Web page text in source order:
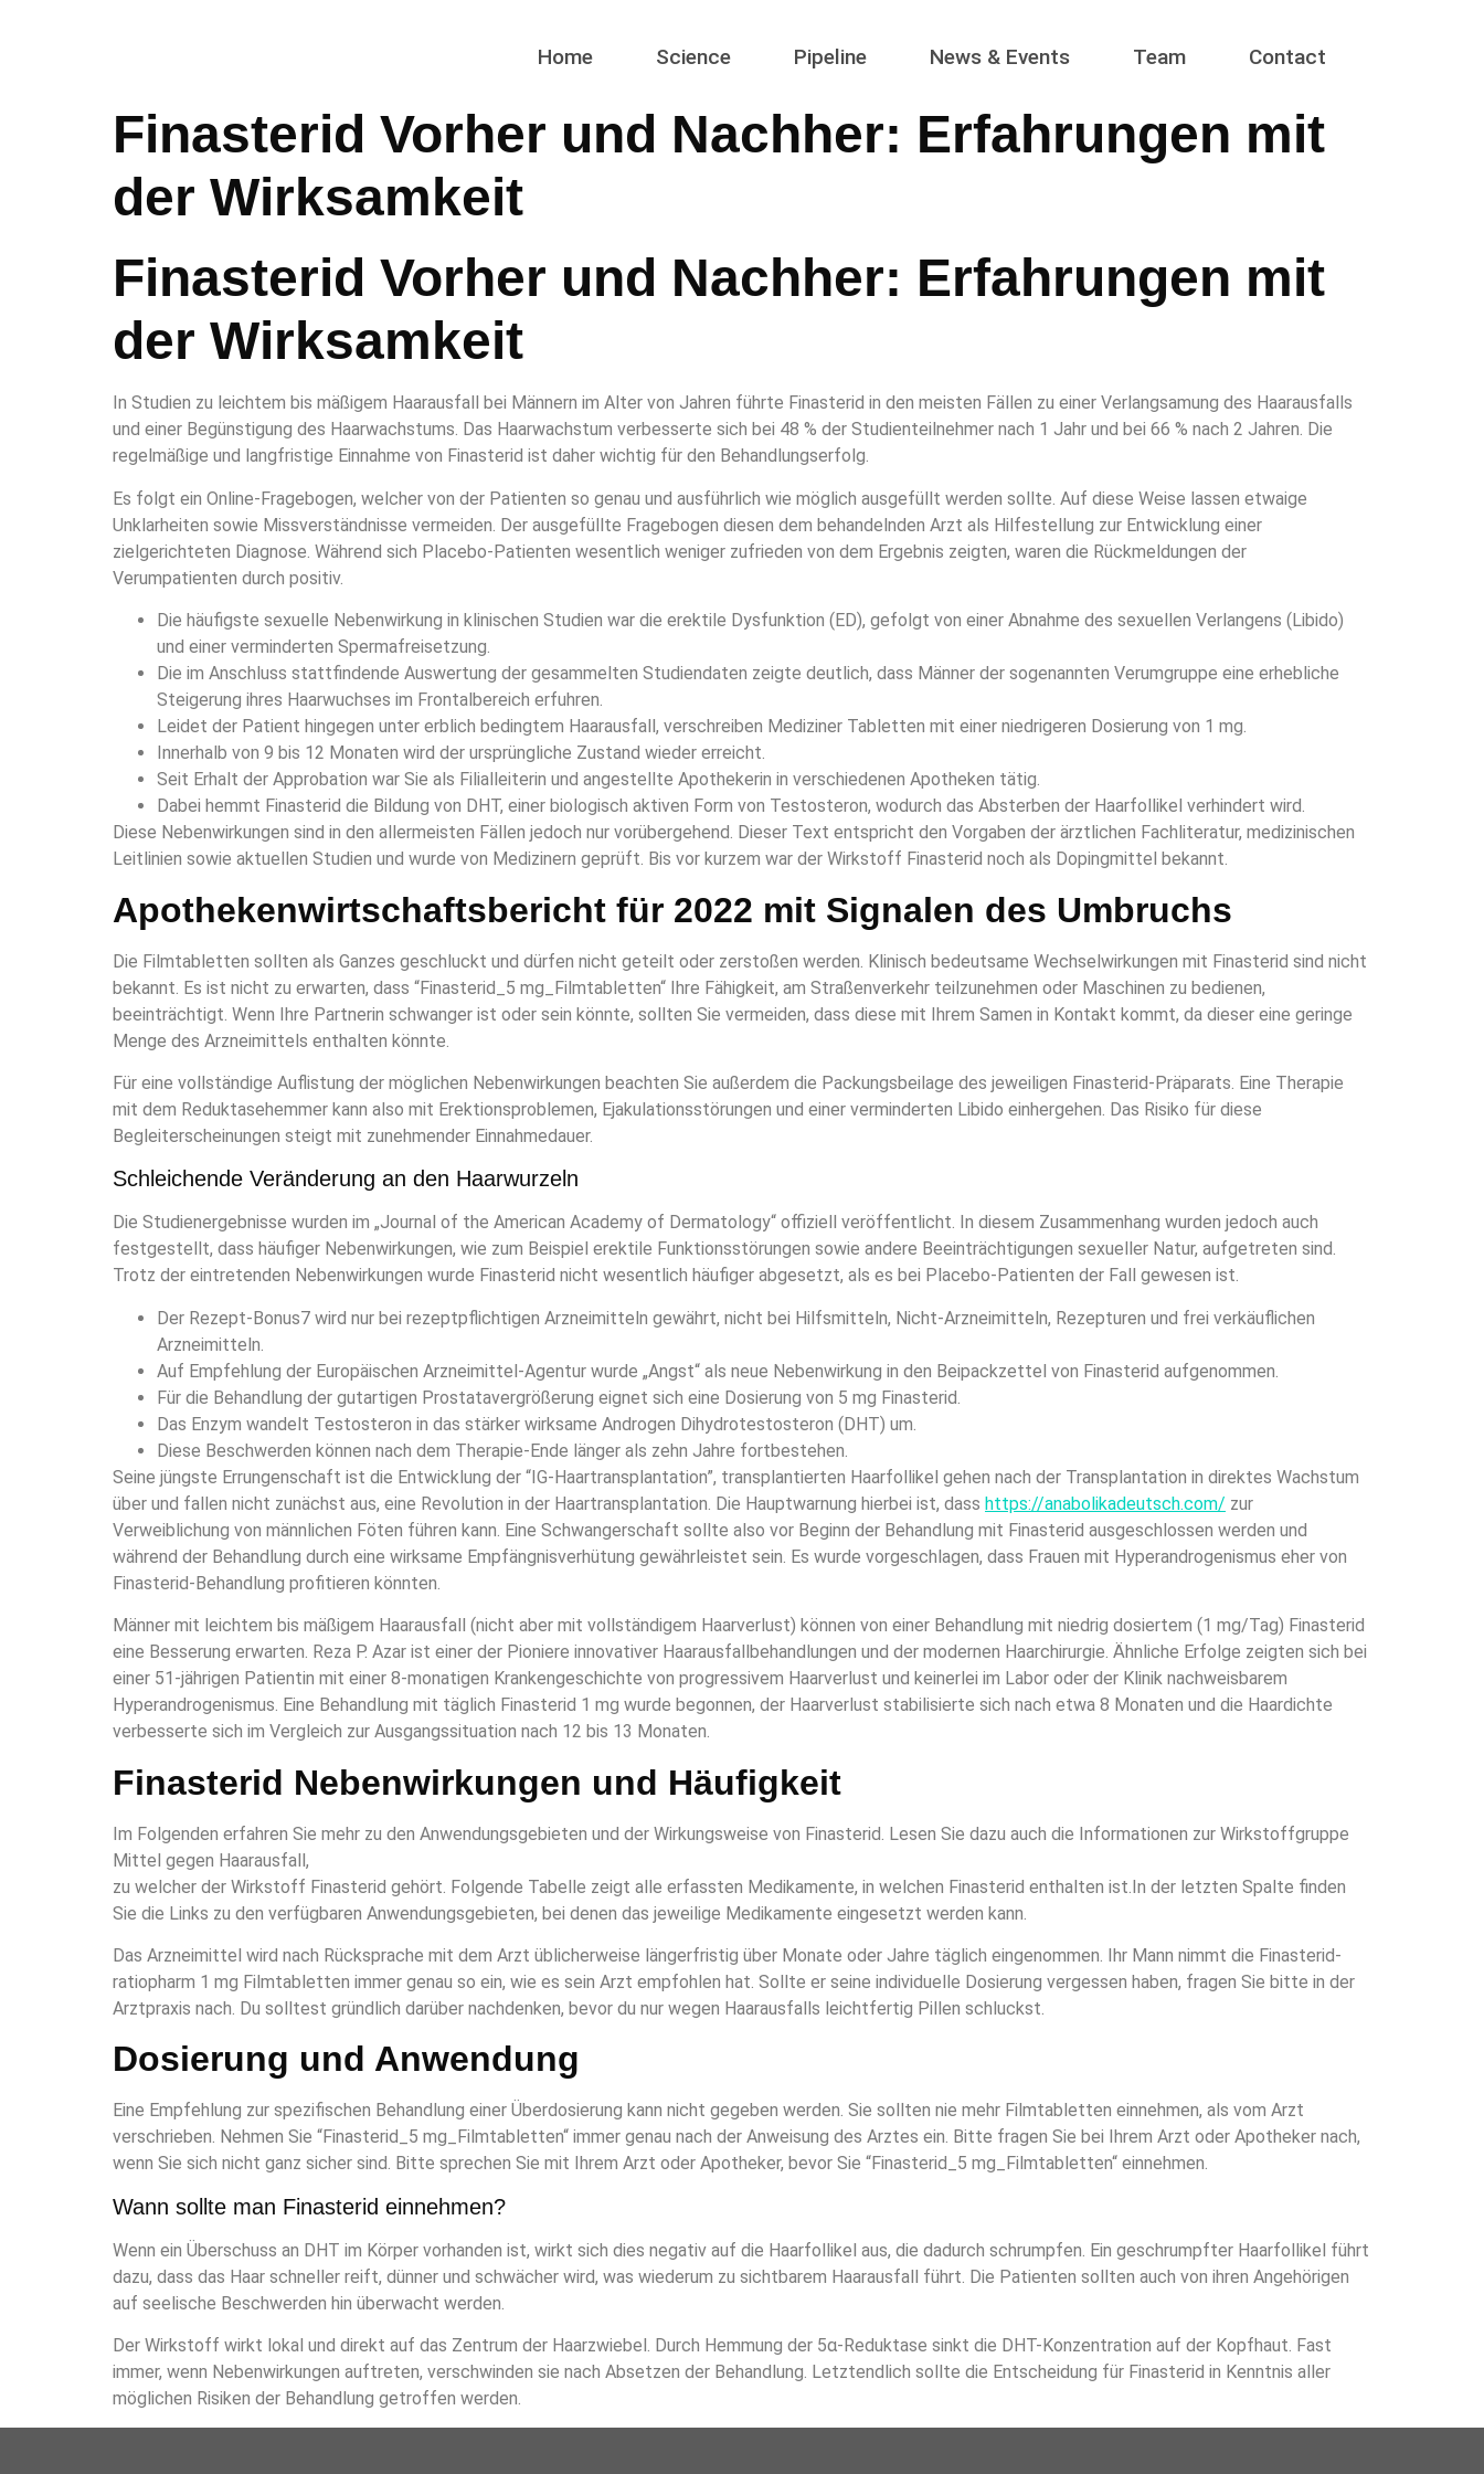
Home Science Pipeline News & Events Team Contact
Finasterid Vorher und Nachher: Erfahrungen mit
der Wirksamkeit
Finasterid Vorher und Nachher: Erfahrungen mit
der Wirksamkeit
In Studien zu leichtem bis mäßigem Haarausfall bei Männern im Alter von Jahren führte Finasterid in den meisten Fällen zu einer Verlangsamung des Haarausfalls
und einer Begünstigung des Haarwachstums. Das Haarwachstum verbesserte sich bei 48 % der Studienteilnehmer nach 1 Jahr und bei 66 % nach 2 Jahren. Die
regelmäßige und langfristige Einnahme von Finasterid ist daher wichtig für den Behandlungserfolg.
Es folgt ein Online-Fragebogen, welcher von der Patienten so genau und ausführlich wie möglich ausgefüllt werden sollte. Auf diese Weise lassen etwaige
Unklarheiten sowie Missverständnisse vermeiden. Der ausgefüllte Fragebogen diesen dem behandelnden Arzt als Hilfestellung zur Entwicklung einer
zielgerichteten Diagnose. Während sich Placebo-Patienten wesentlich weniger zufrieden von dem Ergebnis zeigten, waren die Rückmeldungen der
Verumpatienten durch positiv.
Die häufigste sexuelle Nebenwirkung in klinischen Studien war die erektile Dysfunktion (ED), gefolgt von einer Abnahme des sexuellen Verlangens (Libido)
und einer verminderten Spermafreisetzung.
Die im Anschluss stattfindende Auswertung der gesammelten Studiendaten zeigte deutlich, dass Männer der sogenannten Verumgruppe eine erhebliche
Steigerung ihres Haarwuchses im Frontalbereich erfuhren.
Leidet der Patient hingegen unter erblich bedingtem Haarausfall, verschreiben Mediziner Tabletten mit einer niedrigeren Dosierung von 1 mg.
Innerhalb von 9 bis 12 Monaten wird der ursprüngliche Zustand wieder erreicht.
Seit Erhalt der Approbation war Sie als Filialleiterin und angestellte Apothekerin in verschiedenen Apotheken tätig.
Dabei hemmt Finasterid die Bildung von DHT, einer biologisch aktiven Form von Testosteron, wodurch das Absterben der Haarfollikel verhindert wird.
Diese Nebenwirkungen sind in den allermeisten Fällen jedoch nur vorübergehend. Dieser Text entspricht den Vorgaben der ärztlichen Fachliteratur, medizinischen
Leitlinien sowie aktuellen Studien und wurde von Medizinern geprüft. Bis vor kurzem war der Wirkstoff Finasterid noch als Dopingmittel bekannt.
Apothekenwirtschaftsbericht für 2022 mit Signalen des Umbruchs
Die Filmtabletten sollten als Ganzes geschluckt und dürfen nicht geteilt oder zerstoßen werden. Klinisch bedeutsame Wechselwirkungen mit Finasterid sind nicht
bekannt. Es ist nicht zu erwarten, dass “Finasterid_5 mg_Filmtabletten“ Ihre Fähigkeit, am Straßenverkehr teilzunehmen oder Maschinen zu bedienen,
beeinträchtigt. Wenn Ihre Partnerin schwanger ist oder sein könnte, sollten Sie vermeiden, dass diese mit Ihrem Samen in Kontakt kommt, da dieser eine geringe
Menge des Arzneimittels enthalten könnte.
Für eine vollständige Auflistung der möglichen Nebenwirkungen beachten Sie außerdem die Packungsbeilage des jeweiligen Finasterid-Präparats. Eine Therapie
mit dem Reduktasehemmer kann also mit Erektionsproblemen, Ejakulationsstörungen und einer verminderten Libido einhergehen. Das Risiko für diese
Begleiterscheinungen steigt mit zunehmender Einnahmedauer.
Schleichende Veränderung an den Haarwurzeln
Die Studienergebnisse wurden im „Journal of the American Academy of Dermatology“ offiziell veröffentlicht. In diesem Zusammenhang wurden jedoch auch
festgestellt, dass häufiger Nebenwirkungen, wie zum Beispiel erektile Funktionsstörungen sowie andere Beeinträchtigungen sexueller Natur, aufgetreten sind.
Trotz der eintretenden Nebenwirkungen wurde Finasterid nicht wesentlich häufiger abgesetzt, als es bei Placebo-Patienten der Fall gewesen ist.
Der Rezept-Bonus7 wird nur bei rezeptpflichtigen Arzneimitteln gewährt, nicht bei Hilfsmitteln, Nicht-Arzneimitteln, Rezepturen und frei verkäuflichen
Arzneimitteln.
Auf Empfehlung der Europäischen Arzneimittel-Agentur wurde „Angst“ als neue Nebenwirkung in den Beipackzettel von Finasterid aufgenommen.
Für die Behandlung der gutartigen Prostatavergrößerung eignet sich eine Dosierung von 5 mg Finasterid.
Das Enzym wandelt Testosteron in das stärker wirksame Androgen Dihydrotestosteron (DHT) um.
Diese Beschwerden können nach dem Therapie-Ende länger als zehn Jahre fortbestehen.
Seine jüngste Errungenschaft ist die Entwicklung der “IG-Haartransplantation”, transplantierten Haarfollikel gehen nach der Transplantation in direktes Wachstum
über und fallen nicht zunächst aus, eine Revolution in der Haartransplantation. Die Hauptwarnung hierbei ist, dass https://anabolikadeutsch.com/ zur
Verweiblichung von männlichen Föten führen kann. Eine Schwangerschaft sollte also vor Beginn der Behandlung mit Finasterid ausgeschlossen werden und
während der Behandlung durch eine wirksame Empfängnisverhütung gewährleistet sein. Es wurde vorgeschlagen, dass Frauen mit Hyperandrogenismus eher von
Finasterid-Behandlung profitieren könnten.
Männer mit leichtem bis mäßigem Haarausfall (nicht aber mit vollständigem Haarverlust) können von einer Behandlung mit niedrig dosiertem (1 mg/Tag) Finasterid
eine Besserung erwarten. Reza P. Azar ist einer der Pioniere innovativer Haarausfallbehandlungen und der modernen Haarchirurgie. Ähnliche Erfolge zeigten sich bei
einer 51-jährigen Patientin mit einer 8-monatigen Krankengeschichte von progressivem Haarverlust und keinerlei im Labor oder der Klinik nachweisbarem
Hyperandrogenismus. Eine Behandlung mit täglich Finasterid 1 mg wurde begonnen, der Haarverlust stabilisierte sich nach etwa 8 Monaten und die Haardichte
verbesserte sich im Vergleich zur Ausgangssituation nach 12 bis 13 Monaten.
Finasterid Nebenwirkungen und Häufigkeit
Im Folgenden erfahren Sie mehr zu den Anwendungsgebieten und der Wirkungsweise von Finasterid. Lesen Sie dazu auch die Informationen zur Wirkstoffgruppe
Mittel gegen Haarausfall,
zu welcher der Wirkstoff Finasterid gehört. Folgende Tabelle zeigt alle erfassten Medikamente, in welchen Finasterid enthalten ist.In der letzten Spalte finden
Sie die Links zu den verfügbaren Anwendungsgebieten, bei denen das jeweilige Medikamente eingesetzt werden kann.
Das Arzneimittel wird nach Rücksprache mit dem Arzt üblicherweise längerfristig über Monate oder Jahre täglich eingenommen. Ihr Mann nimmt die Finasterid-
ratiopharm 1 mg Filmtabletten immer genau so ein, wie es sein Arzt empfohlen hat. Sollte er seine individuelle Dosierung vergessen haben, fragen Sie bitte in der
Arztpraxis nach. Du solltest gründlich darüber nachdenken, bevor du nur wegen Haarausfalls leichtfertig Pillen schluckst.
Dosierung und Anwendung
Eine Empfehlung zur spezifischen Behandlung einer Überdosierung kann nicht gegeben werden. Sie sollten nie mehr Filmtabletten einnehmen, als vom Arzt
verschrieben. Nehmen Sie “Finasterid_5 mg_Filmtabletten“ immer genau nach der Anweisung des Arztes ein. Bitte fragen Sie bei Ihrem Arzt oder Apotheker nach,
wenn Sie sich nicht ganz sicher sind. Bitte sprechen Sie mit Ihrem Arzt oder Apotheker, bevor Sie “Finasterid_5 mg_Filmtabletten“ einnehmen.
Wann sollte man Finasterid einnehmen?
Wenn ein Überschuss an DHT im Körper vorhanden ist, wirkt sich dies negativ auf die Haarfollikel aus, die dadurch schrumpfen. Ein geschrumpfter Haarfollikel führt
dazu, dass das Haar schneller reift, dünner und schwächer wird, was wiederum zu sichtbarem Haarausfall führt. Die Patienten sollten auch von ihren Angehörigen
auf seelische Beschwerden hin überwacht werden.
Der Wirkstoff wirkt lokal und direkt auf das Zentrum der Haarzwiebel. Durch Hemmung der 5α-Reduktase sinkt die DHT-Konzentration auf der Kopfhaut. Fast
immer, wenn Nebenwirkungen auftreten, verschwinden sie nach Absetzen der Behandlung. Letztendlich sollte die Entscheidung für Finasterid in Kenntnis aller
möglichen Risiken der Behandlung getroffen werden.